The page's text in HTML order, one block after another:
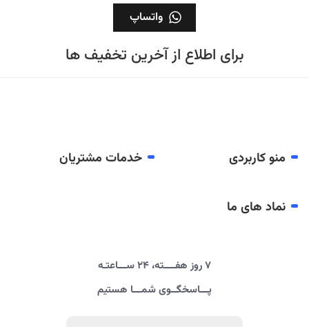
واتساپ
برای اطلاع از آخرین تخفیف ها
منو کاربردی خدمات مشتریان
نماد های ما
۷ روز هفــــته، ۲۴ ســـاعتـه
پـــاسخگــوی شمـــا هستیم